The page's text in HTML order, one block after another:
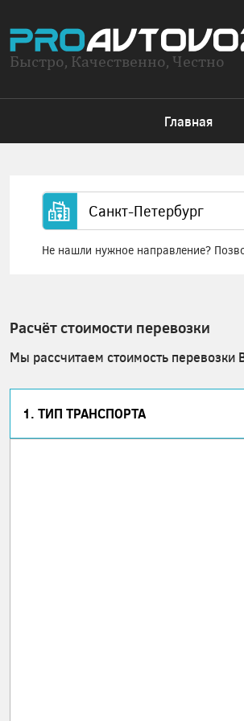
Быстро, Качественно, Честно
Главная
Не нашли нужное направление?
Расчёт стоимости перевозки
Мы рассчитаем стоимость перевозки
1. ТИП ТРАНСПОРТА